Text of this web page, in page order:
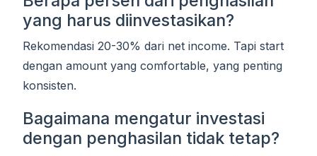
yang harus diinvestasikan?
Rekomendasi 20-30% dari net income. Tapi start
dengan amount yang comfortable, yang penting
konsisten.
Bagaimana mengatur investasi
dengan penghasilan tidak tetap?